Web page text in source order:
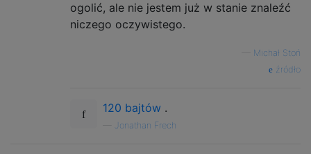
ogolić, ale nie jestem już w stanie znaleźć
niczego oczywistego.
Michał Stoń
źródło
120 bajtów .
Jonathan Frech